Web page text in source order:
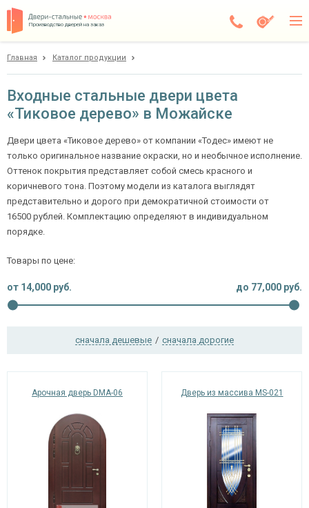
Производство дверей на заказ
Доставка
Установка
Галерея
Акции
Покупателям
О компании
+7 (495) 409-24-70
Главная Каталог продукции
Входные стальные двери цвета
«Тиковое дерево» в Можайске
Двери цвета «Тиковое дерево» от компании «Тодес» имеют не
только оригинальное название окраски, но и необычное исполнение.
Оттенок покрытия представляет собой смесь красного и
коричневого тона. Поэтому модели из каталога выглядят
представительно и дорого при демократичной стоимости от
16500 рублей. Комплектацию определяют в индивидуальном
порядке.
Товары по цене:
от 14,000 руб. до 77,000 руб.
сначала дешевые / сначала дорогие
Арочная дверь DMA-06 Дверь из массива MS-021